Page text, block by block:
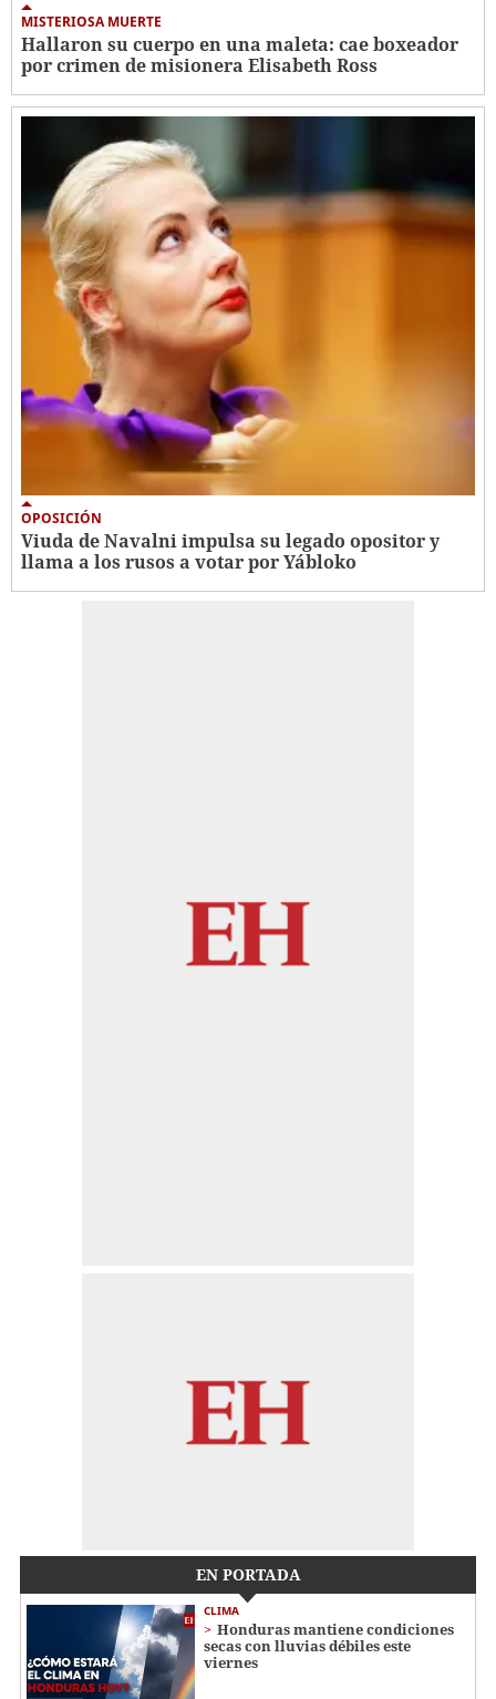
MISTERIOSA MUERTE
Hallaron su cuerpo en una maleta: cae boxeador
por crimen de misionera Elisabeth Ross
OPOSICIÓN
Viuda de Navalni impulsa su legado opositor y
llama a los rusos a votar por Yábloko
EN PORTADA
CLIMA
Honduras mantiene condiciones
secas con lluvias débiles este
viernes